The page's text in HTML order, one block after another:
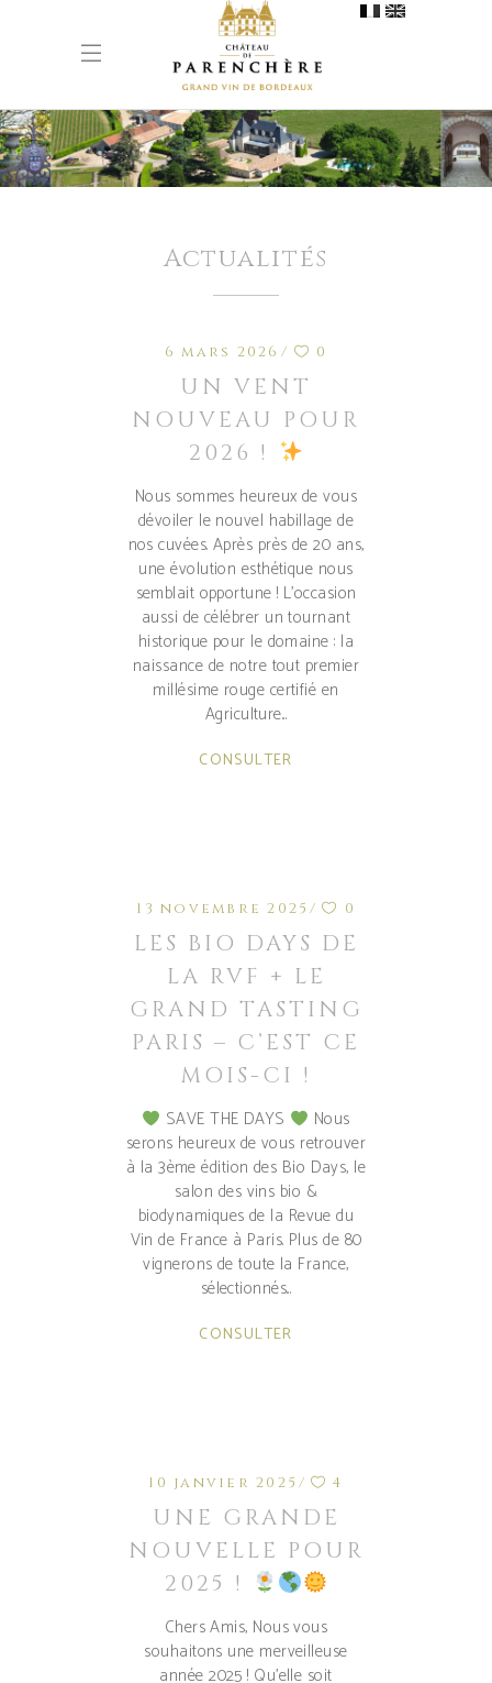
Actualités
6 mars 2026 0
UN VENT
NOUVEAU POUR
2026 !
Nous sommes heureux de vous
dévoiler le nouvel habillage de
nos cuvées. Après près de 20 ans,
une évolution esthétique nous
semblait opportune ! L’occasion
aussi de célébrer un tournant
historique pour le domaine : la
naissance de notre tout premier
millésime rouge certifié en
Agriculture
CONSULTER
13 novembre 2025 0
LES BIO DAYS DE
LA RVF + LE
GRAND TASTING
PARIS – C’EST CE
MOIS-CI !
SAVE THE DAYS
Nous
serons heureux de vous retrouver
à la 3ème édition des Bio Days, le
salon des vins bio &
biodynamiques de la Revue du
Vin de France à Paris. Plus de 80
vignerons de toute la France,
sélectionnés
CONSULTER
10 janvier 2025 4
UNE GRANDE
NOUVELLE POUR
2025 !
Chers Amis, Nous vous
souhaitons une merveilleuse
année 2025 ! Qu’elle soit